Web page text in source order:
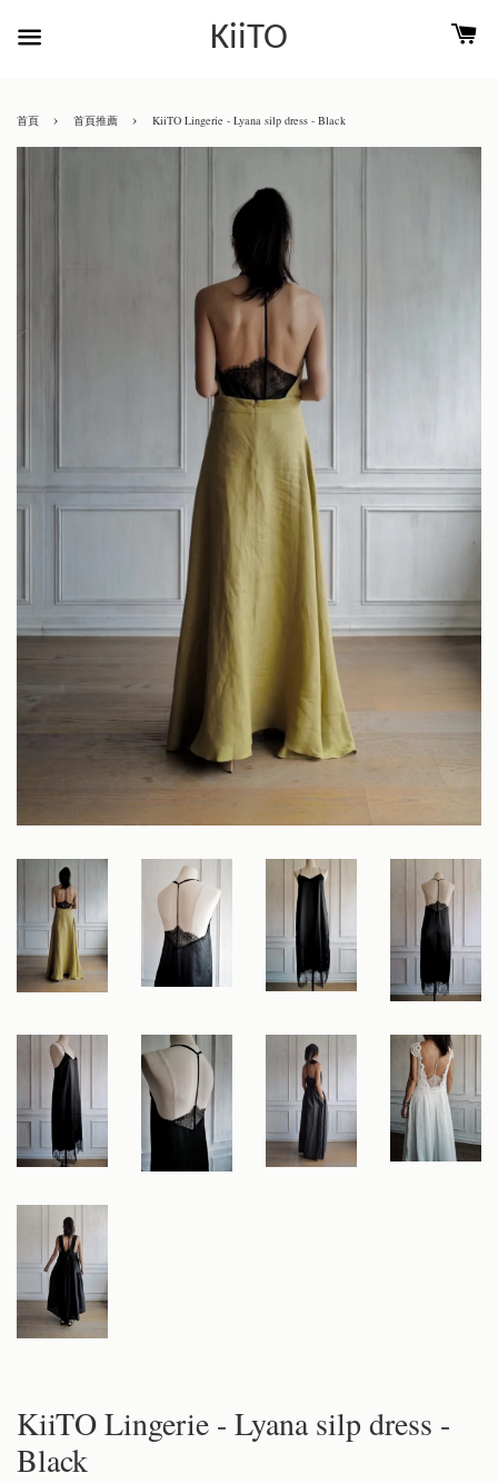
KiiTO
首頁 › 首頁推薦 › KiiTO Lingerie - Lyana silp dress - Black
KiiTO Lingerie - Lyana silp dress -
Black